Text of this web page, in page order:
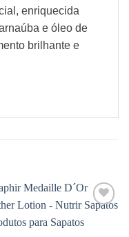
enriquecida
e óleo de
brilhante e
à wishlist